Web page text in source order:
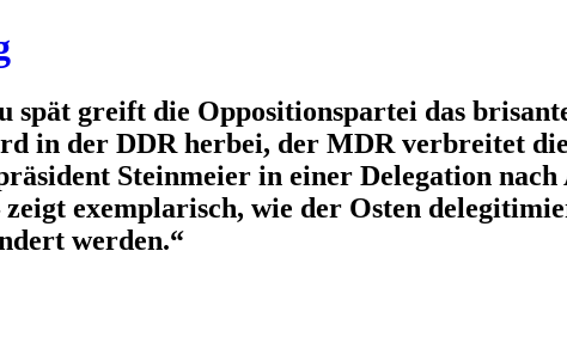
greift die Oppositionspartei das
in der DDR herbei, der MDR verbreitet
Steinmeier in einer Delegation
exemplarisch, wie der Osten
werden.“